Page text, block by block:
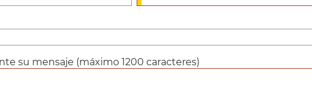
su mensaje (máximo 1200 caracteres)